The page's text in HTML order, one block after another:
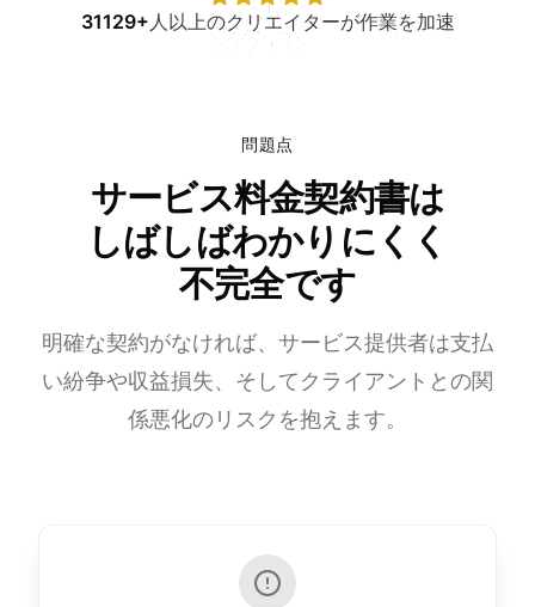
31129+人以上のクリエイターが作業を加速
問題点
サービス料金契約書は
しばしばわかりにくく
不完全です
明確な契約がなければ、サービス提供者は支払
い紛争や収益損失、そしてクライアントとの関
係悪化のリスクを抱えます。